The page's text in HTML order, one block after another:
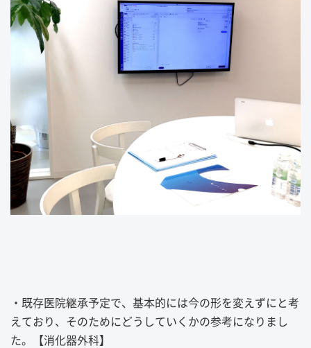
・既存医院継承予定で、基本的には今の形を変えずにと考
えており、そのためにどうしていくかの参考になりまし
た。【消化器外科】